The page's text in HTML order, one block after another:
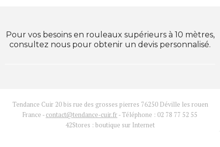
Pour vos besoins en rouleaux supérieurs à 10 mètres,
consultez nous pour obtenir un devis personnalisé.
Tendance Cuir 20 bis rue des grosses pierres 76250 Déville les rouen
France -contact@tendance-cuir.fr- Téléphone : 02 78 77 52 55
42Stores : boutique sur Internet